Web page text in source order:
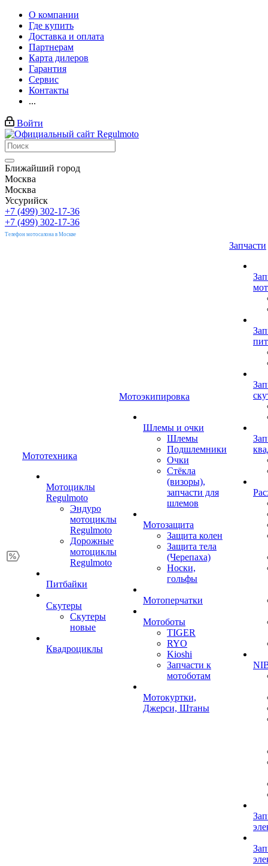
О компании
Где купить
Доставка и оплата
Партнерам
Карта дилеров
Гарантия
Сервис
Контакты
...
Войти
Ближайший город
Москва
Москва
Уссурийск
+7 (499) 302-17-36
+7 (499) 302-17-36
Телефон мотосалона в Москве
Мототехника
Мотоциклы
Regulmoto
Эндуро
мотоциклы
Regulmoto
Дорожные
мотоциклы
Regulmoto
Питбайки
Скутеры
Скутеры
новые
Квадроциклы
Мотоэкипировка
Шлемы и очки
Шлемы
Подшлемники
Очки
Стёкла
(визоры),
запчасти для
шлемов
Мотозащита
Защита колен
Защита тела
(Черепаха)
Носки,
гольфы
Мотоперчатки
Мотоботы
TIGER
RYO
Kioshi
Запчасти к
мотоботам
Мотокуртки,
Джерси, Штаны
Запчасти